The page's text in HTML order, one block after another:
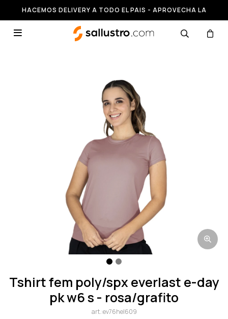
HACEMOS DELIVERY A TODO EL PAIS - APROVECHA LA
RUNNING HASTA 50% OFF

tshirt fem poly/spx everlast e-day
pk w6 s - rosa/grafito
ev76hel609